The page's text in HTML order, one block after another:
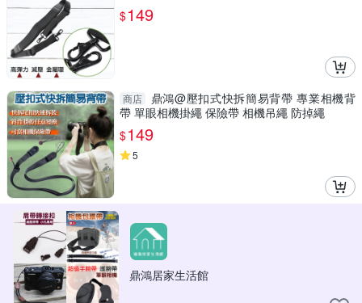
$149
商店
鼎鴻@壓扣式快拆簡易背帶 專業相機背
帶 單眼相機掛繩 保險帶 相機吊繩 防掉繩
$149
5
鼎鴻居家生活館